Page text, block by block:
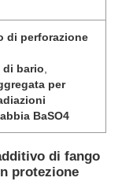
di perforazione
bario
per
BaSO4
di fango
protezione